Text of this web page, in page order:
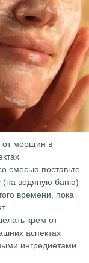
от морщин в
смесью поставьте
(на водяную баню)
времени, пока
крем от
аспектах
ингредиетами